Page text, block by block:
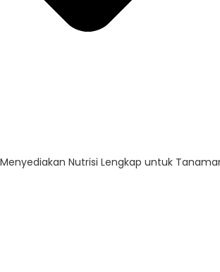
Menyediakan Nutrisi Lengkap untuk